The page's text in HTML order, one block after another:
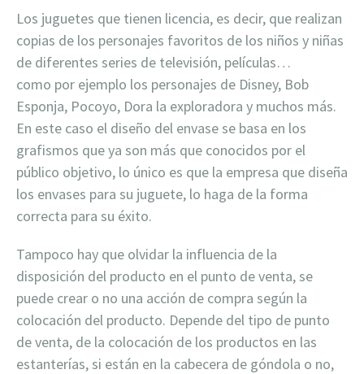
Los juguetes que tienen licencia, es decir, que realizan
copias de los personajes favoritos de los niños y niñas
de diferentes series de televisión, películas…
como por ejemplo los personajes de Disney, Bob
Esponja, Pocoyo, Dora la exploradora y muchos más.
En este caso el diseño del envase se basa en los
grafismos que ya son más que conocidos por el
público objetivo, lo único es que la empresa que diseña
los envases para su juguete, lo haga de la forma
correcta para su éxito.
Tampoco hay que olvidar la influencia de la
disposición del producto en el punto de venta, se
puede crear o no una acción de compra según la
colocación del producto. Depende del tipo de punto
de venta, de la colocación de los productos en las
estanterías, si están en la cabecera de góndola o no,